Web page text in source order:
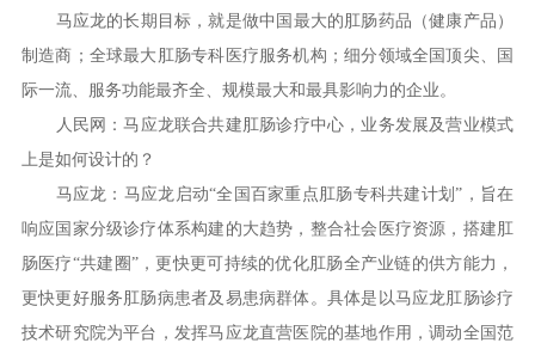
马应龙的长期目标，就是做中国最大的肛肠药品（健康产品）
制造商；全球最大肛肠专科医疗服务机构；细分领域全国顶尖、国
际一流、服务功能最齐全、规模最大和最具影响力的企业。
人民网：马应龙联合共建肛肠诊疗中心，业务发展及营业模式
上是如何设计的？
马应龙：马应龙启动“全国百家重点肛肠专科共建计划”，旨在
响应国家分级诊疗体系构建的大趋势，整合社会医疗资源，搭建肛
肠医疗“共建圈”，更快更可持续的优化肛肠全产业链的供方能力，
更快更好服务肛肠病患者及易患病群体。具体是以马应龙肛肠诊疗
技术研究院为平台，发挥马应龙直营医院的基地作用，调动全国范